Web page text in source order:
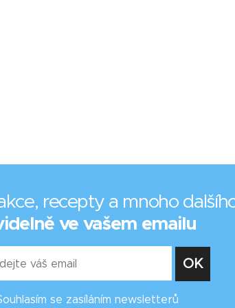
recepty a mnoho
ve vašem emailu
se zasíláním newsletterů